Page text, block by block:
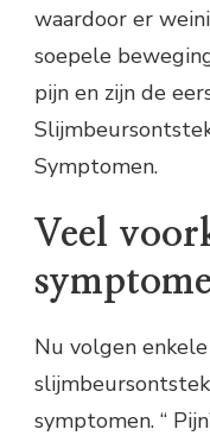
waardoor er
soepele
pijn en zijn de
Symptomen.
Veel
Nu volgen
symptomen. “